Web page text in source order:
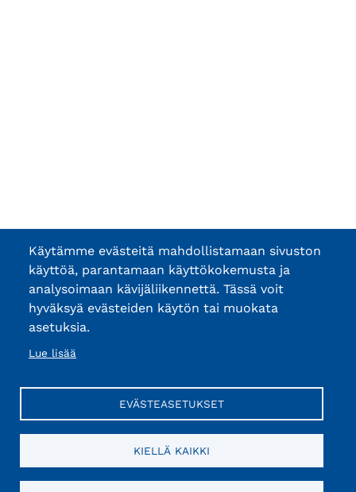
Käytämme evästeitä mahdollistamaan sivuston
käyttöä, parantamaan käyttökokemusta ja
analysoimaan kävijäliikennettä. Tässä voit
hyväksyä evästeiden käytön tai muokata
asetuksia.
Lue lisää
EVÄSTEASETUKSET
KIELLÄ KAIKKI